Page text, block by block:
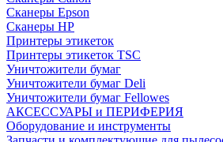
Сканеры Epson
Сканеры HP
Принтеры этикеток
Принтеры этикеток TSC
Уничтожители бумаг
Уничтожители бумаг Deli
Уничтожители бумаг Fellowes
АКСЕССУАРЫ и ПЕРИФЕРИЯ
Оборудование и инструменты